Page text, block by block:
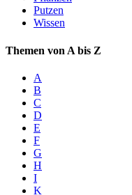
Putzen
Wissen
Themen von A bis Z
A
B
C
D
E
F
G
H
I
K